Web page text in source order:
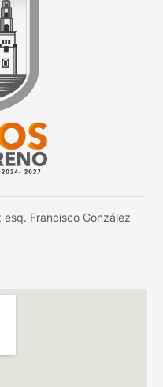
Francisco González